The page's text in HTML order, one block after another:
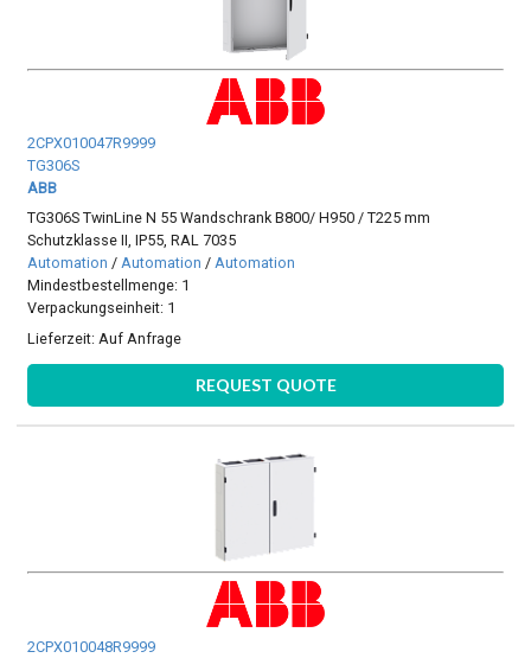
2CPX010047R9999
TG306S
ABB
TG306S TwinLine N 55 Wandschrank B800/ H950 / T225 mm
Schutzklasse II, IP55, RAL 7035
Automation /Automation /Automation
Mindestbestellmenge: 1
Verpackungseinheit: 1
Lieferzeit: Auf Anfrage
REQUEST QUOTE
2CPX010048R9999